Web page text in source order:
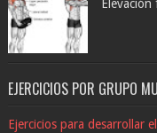
EJERCICIOS POR GRUPO
Ejercicios para desarrollar